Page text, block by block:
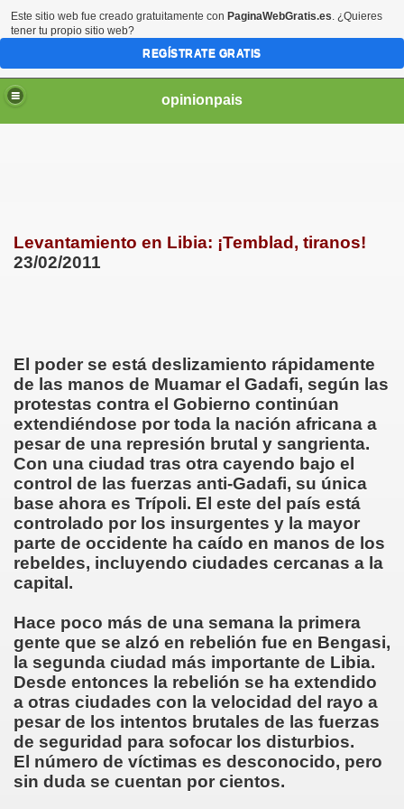
opinionpais
Levantamiento en Libia: ¡Temblad, tiranos!
23/02/2011
El poder se está deslizamiento rápidamente
de las manos de Muamar el Gadafi, según las
protestas contra el Gobierno continúan
extendiéndose por toda la nación africana a
pesar de una represión brutal y sangrienta.
Con una ciudad tras otra cayendo bajo el
control de las fuerzas anti-Gadafi, su única
base ahora es Trípoli. El este del país está
controlado por los insurgentes y la mayor
parte de occidente ha caído en manos de los
rebeldes, incluyendo ciudades cercanas a la
capital.
Hace poco más de una semana la primera
gente que se alzó en rebelión fue en Bengasi,
la segunda ciudad más importante de Libia.
Desde entonces la rebelión se ha extendido
a otras ciudades con la velocidad del rayo a
pesar de los intentos brutales de las fuerzas
de seguridad para sofocar los disturbios.
El número de víctimas es desconocido, pero
sin duda se cuentan por cientos.
Este sitio web fue creado gratuitamente con PaginaWebGratis.es. ¿Quieres
tener tu propio sitio web?
REGÍSTRATE GRATIS